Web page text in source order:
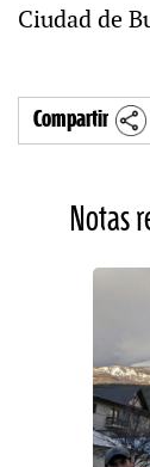
Ciudad de
Compartir
Notas